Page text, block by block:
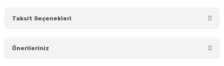
Taksit Seçenekleri
Önerileriniz